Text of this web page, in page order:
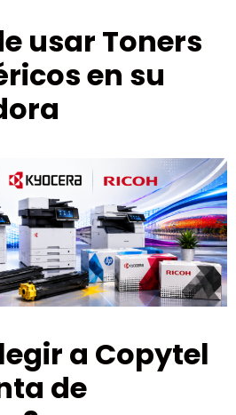
usar Toners
en su
a Copytel
de